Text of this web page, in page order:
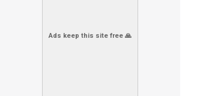
Ads keep this site free 🙏